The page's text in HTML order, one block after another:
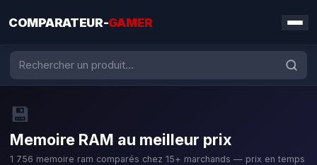
COMPARATEUR-GAMER
💾
Memoire RAM au meilleur prix
1 756 memoire ram comparés chez 15+ marchands — prix en temps